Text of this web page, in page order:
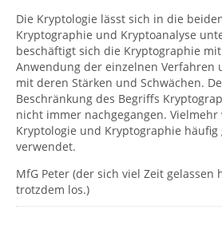
Die Kryptologie lässt sich in die
Kryptographie und Kryptoanalyse
beschäftigt sich die Kryptographie
Anwendung der einzelnen Verfahren
mit deren Stärken und Schwächen.
Beschränkung des Begriffs
nicht immer nachgegangen.
Kryptologie und Kryptographie
verwendet.
MfG Peter (der sich viel Zeit gelassen
trotzdem los.)